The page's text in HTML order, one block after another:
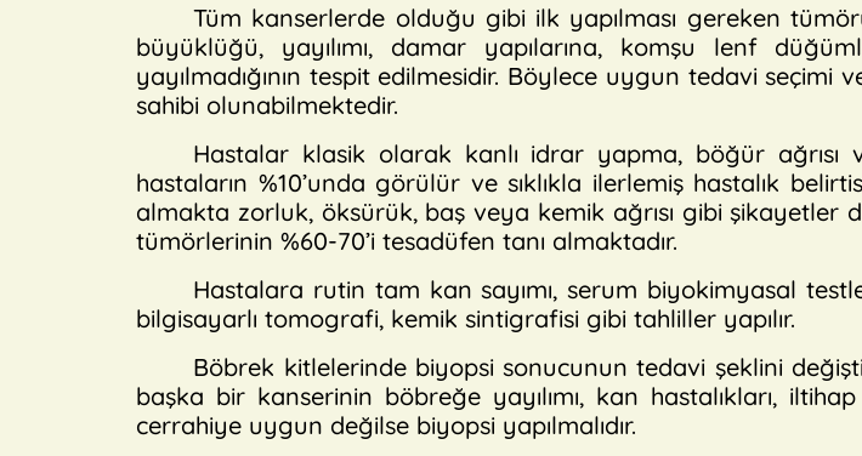
Tüm kanserlerde olduğu gibi ilk yapılması gereken
büyüklüğü, yayılımı, damar yapılarına, komşu lenf
yayılmadığının tespit edilmesidir. Böylece uygun tedavi seçimi
sahibi olunabilmektedir.
Hastalar klasik olarak kanlı idrar yapma, böğür
hastaların %10’unda görülür ve sıklıkla ilerlemiş hastalık
almakta zorluk, öksürük, baş veya kemik ağrısı gibi
tümörlerinin %60-70’i tesadüfen tanı almaktadır.
Hastalara rutin tam kan sayımı, serum biyokimyasal
bilgisayarlı tomografi, kemik sintigrafisi gibi tahliller yapılır.
Böbrek kitlelerinde biyopsi sonucunun tedavi şeklini
başka bir kanserinin böbreğe yayılımı, kan hastalıkları,
cerrahiye uygun değilse biyopsi yapılmalıdır.